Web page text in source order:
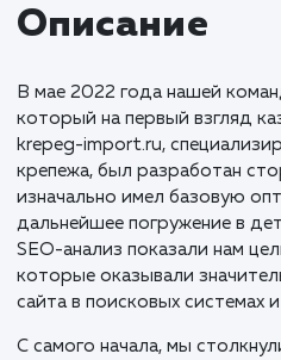
Выросла на
Описание